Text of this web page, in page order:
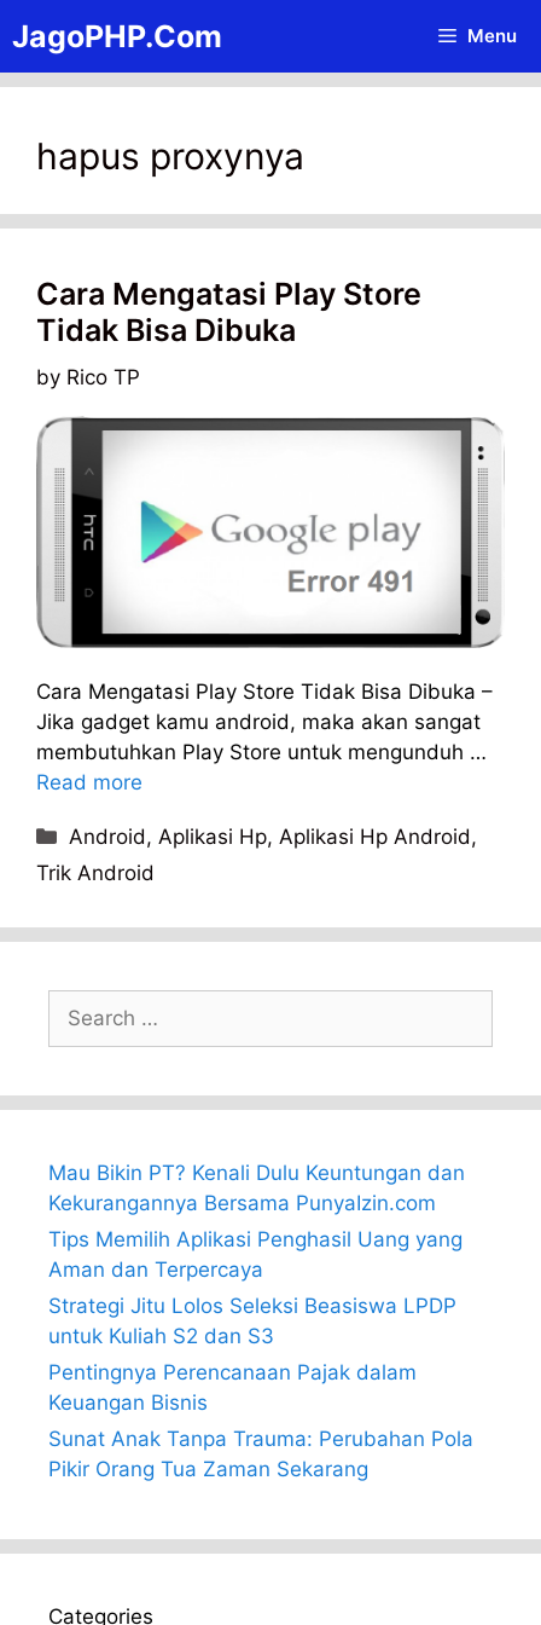
to
content
JagoPHP.Com Menu
hapus proxynya
Cara Mengatasi Play Store
Tidak Bisa Dibuka
by Rico TP
Cara Mengatasi Play Store Tidak Bisa Dibuka –
Jika gadget kamu android, maka akan sangat
membutuhkan Play Store untuk mengunduh …
Read more
Categories
Android, Aplikasi Hp, Aplikasi Hp Android,
Trik Android
for:
Mau Bikin PT? Kenali Dulu Keuntungan dan
Kekurangannya Bersama PunyaIzin.com
Tips Memilih Aplikasi Penghasil Uang yang
Aman dan Terpercaya
Strategi Jitu Lolos Seleksi Beasiswa LPDP
untuk Kuliah S2 dan S3
Pentingnya Perencanaan Pajak dalam
Keuangan Bisnis
Sunat Anak Tanpa Trauma: Perubahan Pola
Pikir Orang Tua Zaman Sekarang
Categories